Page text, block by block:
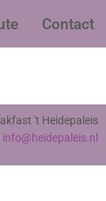
Contact
't Heidepaleis
info@heidepaleis.nl